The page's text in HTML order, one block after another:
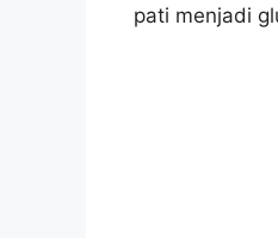
pati menjadi